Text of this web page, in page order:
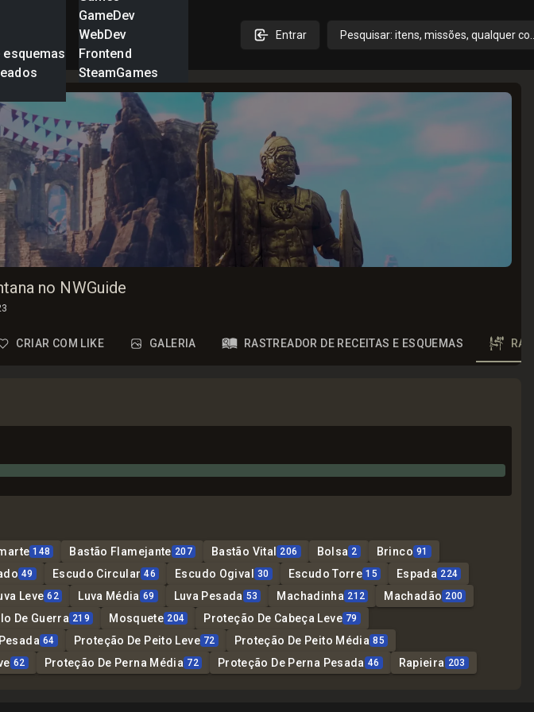
GameDev
WebDev
Frontend
SteamGames
Entrar Pesquisar: itens, missões, qualquer
no NWGuide
CRIAR COM LIKE GALERIA RASTREADOR DE RECEITAS E ESQUEMAS
148 Bastão Flamejante 207 Bastão Vital 206 Bolsa 2 Brinco 91
49 Escudo Circular 46 Escudo Ogival 30 Escudo Torre 15 Espada 224
Leve 62 Luva Média 69 Luva Pesada 53 Machadinha 212 Machadão 200
De Guerra 219 Mosquete 204 Proteção De Cabeça Leve 79
64 Proteção De Peito Leve 72 Proteção De Peito Média 85
62 Proteção De Perna Média 72 Proteção De Perna Pesada 46 Rapieira 203